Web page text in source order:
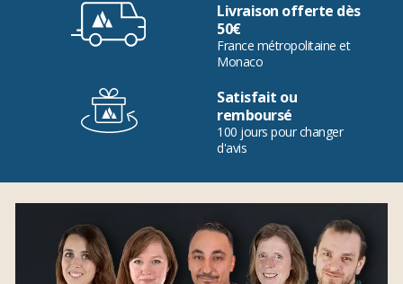
Livraison offerte dès
50€
France métropolitaine et
Monaco
Satisfait ou
remboursé
100 jours pour changer
d'avis